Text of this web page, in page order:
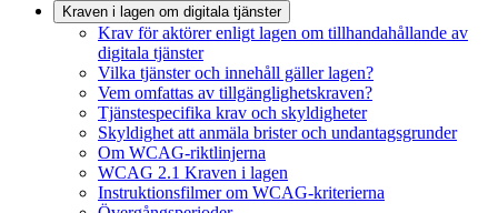
Kraven i lagen om digitala tjänster
Krav för aktörer enligt lagen om tillhandahållande av
digitala tjänster
Vilka tjänster och innehåll gäller lagen?
Vem omfattas av tillgänglighetskraven?
Tjänstespecifika krav och skyldigheter
Skyldighet att anmäla brister och undantagsgrunder
Om WCAG-riktlinjerna
WCAG 2.1 Kraven i lagen
Instruktionsfilmer om WCAG-kriterierna